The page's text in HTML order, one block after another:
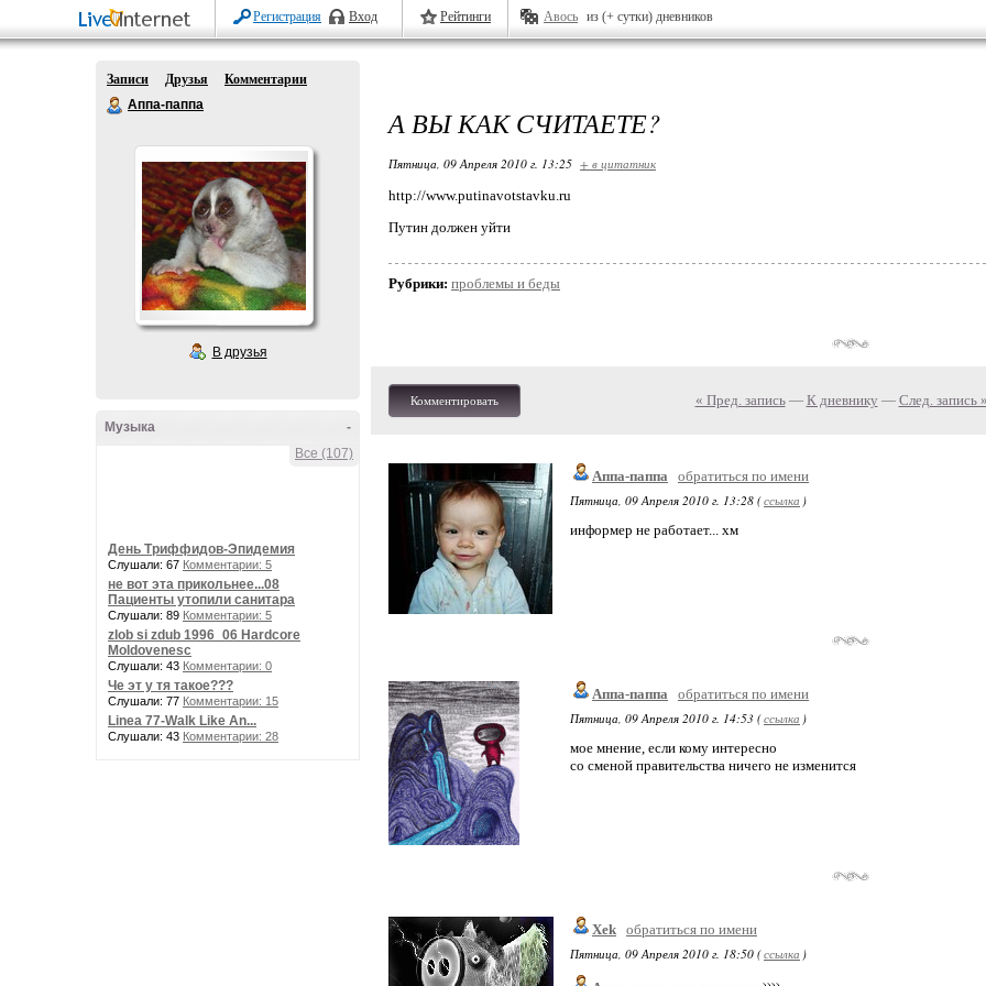
Регистрация Вход Рейтинги Авось из (+ сутки) дневников
Записи Друзья
Комментарии
Аппа-паппа
В друзья
-
Музыка
Все (107)
День Триффидов-Эпидемия
Слушали: 67 Комментарии: 5
не вот эта прикольнее...08
Пациенты утопили санитара
Слушали: 89 Комментарии: 5
zlob si zdub 1996_06 Hardcore
Moldovenesc
Слушали: 43 Комментарии: 0
Че эт у тя такое???
Слушали: 77 Комментарии: 15
Linea 77-Walk Like An...
Слушали: 43 Комментарии: 28
А ВЫ КАК СЧИТАЕТЕ?
Пятница, 09 Апреля 2010 г. 13:25 + в цитатник
http://www.putinavotstavku.ru
Путин должен уйти
Рубрики: проблемы и беды
Комментировать « Пред. запись— К дневнику — След. запись »
Аппа-паппа
обратиться по имени
Пятница, 09 Апреля 2010 г. 13:28 (ссылка )
информер не работает... хм
Аппа-паппа
обратиться по имени
Пятница, 09 Апреля 2010 г. 14:53 (ссылка )
мое мнение, если кому интересно
со сменой правительства ничего не изменится
Xek обратиться по имени
Пятница, 09 Апреля 2010 г. 18:50 (ссылка )